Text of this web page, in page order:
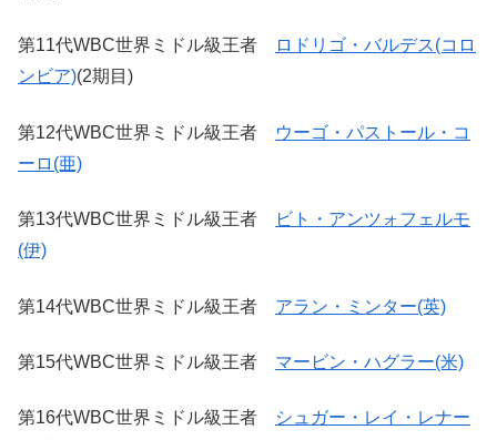
第11代WBC世界ミドル級王者
ロドリゴ・バルデス(コロ
ンビア)(2期目)
第12代WBC世界ミドル級王者
ウーゴ・パストール・コ
ーロ(亜)
第13代WBC世界ミドル級王者
ビト・アンツォフェルモ
(伊)
第14代WBC世界ミドル級王者 アラン・ミンター(英)
第15代WBC世界ミドル級王者 マービン・ハグラー(米)
第16代WBC世界ミドル級王者
シュガー・レイ・レナー